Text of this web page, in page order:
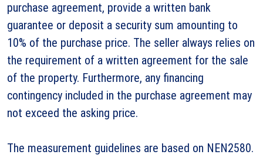
purchase agreement, provide a written bank
guarantee or deposit a security sum amounting to
10% of the purchase price. The seller always relies on
the requirement of a written agreement for the sale
of the property. Furthermore, any financing
contingency included in the purchase agreement may
not exceed the asking price.
The measurement guidelines are based on NEN2580.